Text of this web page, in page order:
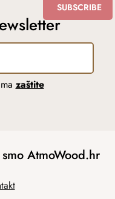
zaštite
SUBSCRIBE
AtmoWood.hr